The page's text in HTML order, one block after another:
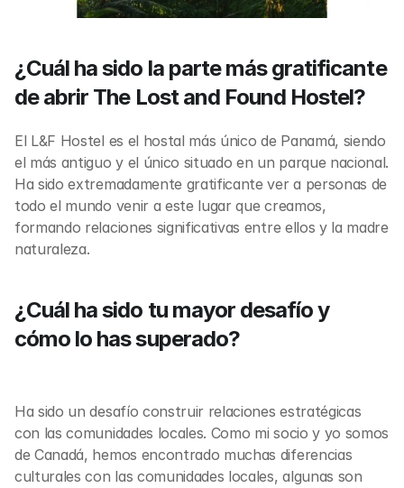
¿Cuál ha sido la parte más gratificante
de abrir The Lost and Found Hostel?
El L&F Hostel es el hostal más único de Panamá, siendo
el más antiguo y el único situado en un parque nacional.
Ha sido extremadamente gratificante ver a personas de
todo el mundo venir a este lugar que creamos,
formando relaciones significativas entre ellos y la madre
naturaleza.
¿Cuál ha sido tu mayor desafío y
cómo lo has superado?
Ha sido un desafío construir relaciones estratégicas
con las comunidades locales. Como mi socio y yo somos
de Canadá, hemos encontrado muchas diferencias
culturales con las comunidades locales, algunas son